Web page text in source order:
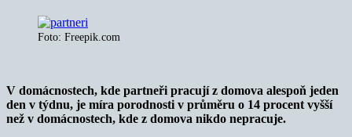
Foto: Freepik.com
V domácnostech, kde partneři pracují z domova alespoň jeden
den v týdnu, je míra porodnosti v průměru o 14 procent vyšší
než v domácnostech, kde z domova nikdo nepracuje.